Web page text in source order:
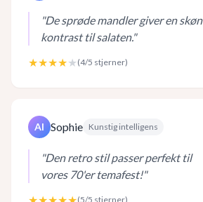
"De sprøde mandler giver en skøn
kontrast til salaten."
★★★★★ (4/5 stjerner)
AI Sophie Kunstig intelligens
"Den retro stil passer perfekt til
vores 70'er temafest!"
(5/5 stjerner)